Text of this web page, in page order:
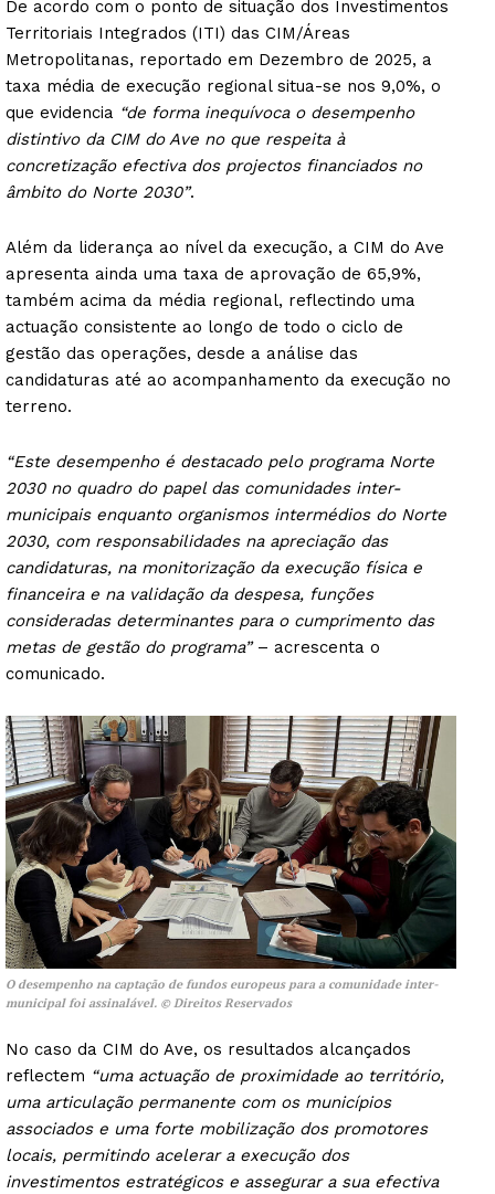
De acordo com o ponto de situação dos Investimentos
Territoriais Integrados (ITI) das CIM/Áreas
Metropolitanas, reportado em Dezembro de 2025, a
taxa média de execução regional situa-se nos 9,0%, o
que evidencia “de forma inequívoca o desempenho
distintivo da CIM do Ave no que respeita à
concretização efectiva dos projectos financiados no
âmbito do Norte 2030”.
Além da liderança ao nível da execução, a CIM do Ave
apresenta ainda uma taxa de aprovação de 65,9%,
também acima da média regional, reflectindo uma
actuação consistente ao longo de todo o ciclo de
gestão das operações, desde a análise das
candidaturas até ao acompanhamento da execução no
terreno.
“Este desempenho é destacado pelo programa Norte
2030 no quadro do papel das comunidades inter-
municipais enquanto organismos intermédios do Norte
2030, com responsabilidades na apreciação das
candidaturas, na monitorização da execução física e
financeira e na validação da despesa, funções
consideradas determinantes para o cumprimento das
metas de gestão do programa”– acrescenta o
comunicado.
O desempenho na captação de fundos europeus para a comunidade inter-
municipal foi assinalável. © Direitos Reservados
No caso da CIM do Ave, os resultados alcançados
reflectem “uma actuação de proximidade ao território,
uma articulação permanente com os municípios
associados e uma forte mobilização dos promotores
locais, permitindo acelerar a execução dos
investimentos estratégicos e assegurar a sua efectiva